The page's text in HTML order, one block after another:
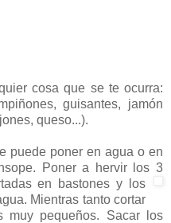
cosa que se te ocurra:
guisantes, jamón
queso...).
puede poner en agua o en
Poner a hervir los 3
en bastones y los
Mientras tanto cortar
pequeños. Sacar los